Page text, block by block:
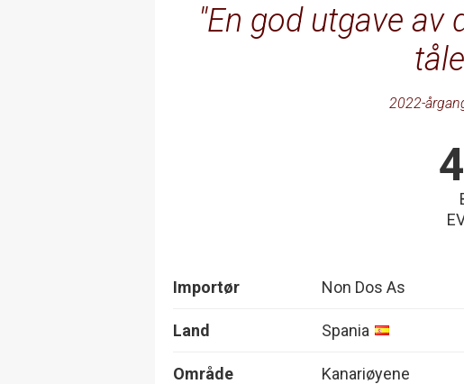
En god utgave av
2022-
Importør Non Dos As
Land Spania
Område Kanariøyene